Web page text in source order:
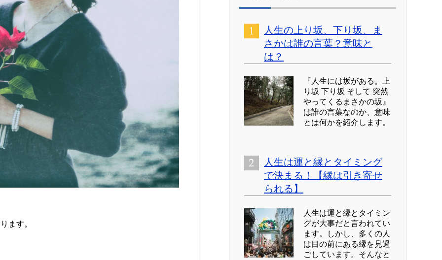
ます。
人生の上り坂、下り坂、ま
さかは誰の言葉？意味と
は？
『人生には坂がある。上
り坂 下り坂 そして 突然
やってくるまさかの坂』
は誰の言葉なのか、意味
とは何かを紹介します。
人生は運と縁とタイミング
で決まる！【縁は引き寄せ
られる】
人生は運と縁とタイミン
グが大事だと言われてい
ます。しかし、多くの人
は目の前にある縁を見過
ごしています。そんなと